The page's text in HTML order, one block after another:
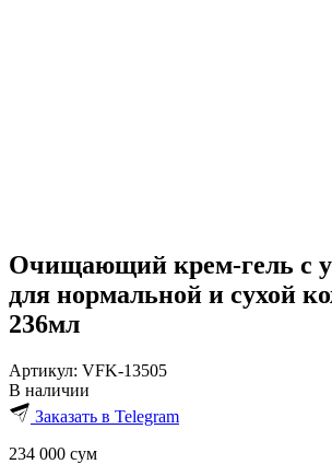
Очищающий крем-гель с
для нормальной и сухой
236мл
Артикул: VFK-13505
В наличии
Заказать в Telegram
234 000 сум